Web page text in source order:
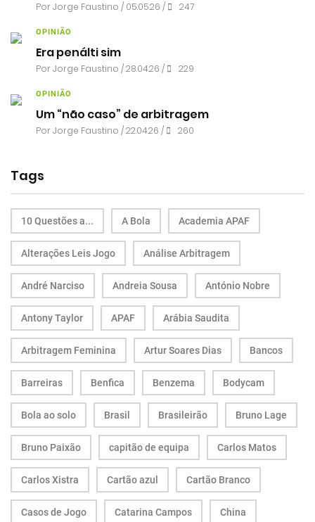
PorJorge Faustino / 05.05.26 / 247
OPINIÃO
Era penálti sim
PorJorge Faustino / 28.04.26 / 229
OPINIÃO
Um “não caso” de arbitragem
PorJorge Faustino / 22.04.26 / 260
Tags
10 Questões a... A Bola Academia APAF
Alterações Leis Jogo Análise Arbitragem
André Narciso Andreia Sousa António Nobre
Antony Taylor APAF Arábia Saudita
Arbitragem Feminina Artur Soares Dias Bancos
Barreiras Benfica Benzema Bodycam
Bola ao solo Brasil Brasileirão Bruno Lage
Bruno Paixão capitão de equipa Carlos Matos
Carlos Xistra Cartão azul Cartão Branco
Casos de Jogo Catarina Campos China